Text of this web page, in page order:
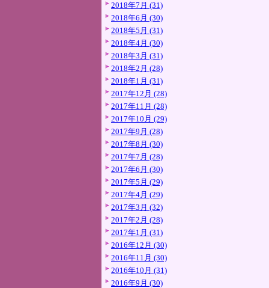
2018年7月 (31)
2018年6月 (30)
2018年5月 (31)
2018年4月 (30)
2018年3月 (31)
2018年2月 (28)
2018年1月 (31)
2017年12月 (28)
2017年11月 (28)
2017年10月 (29)
2017年9月 (28)
2017年8月 (30)
2017年7月 (28)
2017年6月 (30)
2017年5月 (29)
2017年4月 (29)
2017年3月 (32)
2017年2月 (28)
2017年1月 (31)
2016年12月 (30)
2016年11月 (30)
2016年10月 (31)
2016年9月 (30)